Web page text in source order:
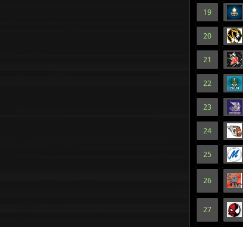
19
20
21
22
23
24
25
26
27